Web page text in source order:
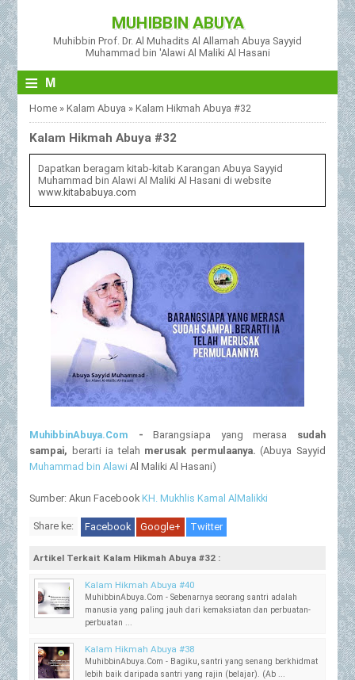
MUHIBBIN ABUYA
Muhibbin Prof. Dr. Al Muhadits Al Allamah Abuya Sayyid
Muhammad bin 'Alawi Al Maliki Al Hasani
≡ M
Home »Kalam Abuya »Kalam Hikmah Abuya #32
Kalam Hikmah Abuya #32
Dapatkan beragam kitab-kitab Karangan Abuya Sayyid
Muhammad bin Alawi Al Maliki Al Hasani di website
www.kitababuya.com
MuhibbinAbuya.Com -Barangsiapa yang merasa sudah
sampai, berarti ia telah merusak permulaanya. (Abuya Sayyid
Muhammad bin Alawi Al Maliki Al Hasani)
Sumber: Akun FacebookKH. Mukhlis Kamal AlMalikki
Share ke: Facebook Google+ Twitter
Artikel Terkait Kalam Hikmah Abuya #32 :
Kalam Hikmah Abuya #40
MuhibbinAbuya.Com - Sebenarnya seorang santri adalah
manusia yang paling jauh dari kemaksiatan dan perbuatan-
perbuatan ...
Kalam Hikmah Abuya #38
MuhibbinAbuya.Com - Bagiku, santri yang senang berkhidmat
lebih baik daripada santri yang rajin (belajar). (Ab ...